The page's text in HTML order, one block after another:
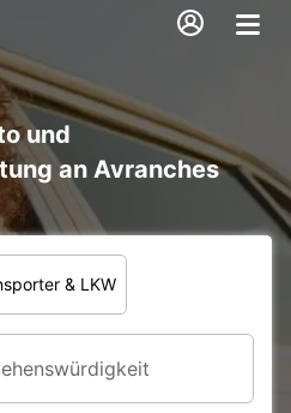
und
an Avranches
& LKW